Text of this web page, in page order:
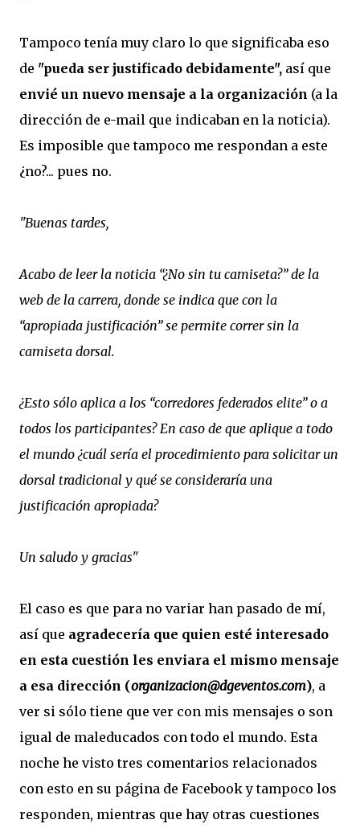
Tampoco tenía muy claro lo que significaba eso
de "pueda ser justificado debidamente", así que
envié un nuevo mensaje a la organización (a la
dirección de e-mail que indicaban en la noticia).
Es imposible que tampoco me respondan a este
¿no?... pues no.
"Buenas tardes,
Acabo de leer la noticia “¿No sin tu camiseta?” de la
web de la carrera, donde se indica que con la
“apropiada justificación” se permite correr sin la
camiseta dorsal.
¿Esto sólo aplica a los “corredores federados elite” o a
todos los participantes? En caso de que aplique a todo
el mundo ¿cuál sería el procedimiento para solicitar un
dorsal tradicional y qué se consideraría una
justificación apropiada?
Un saludo y gracias"
El caso es que para no variar han pasado de mí,
así que agradecería que quien esté interesado
en esta cuestión les enviara el mismo mensaje
a esa dirección (organizacion@dgeventos.com), a
ver si sólo tiene que ver con mis mensajes o son
igual de maleducados con todo el mundo. Esta
noche he visto tres comentarios relacionados
con esto en su página de Facebook y tampoco los
responden, mientras que hay otras cuestiones